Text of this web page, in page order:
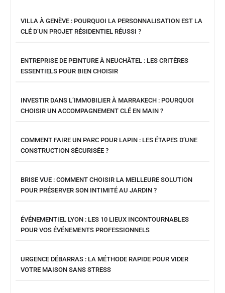
VILLA À GENÈVE : POURQUOI LA PERSONNALISATION EST LA
CLÉ D’UN PROJET RÉSIDENTIEL RÉUSSI ?
ENTREPRISE DE PEINTURE À NEUCHÂTEL : LES CRITÈRES
ESSENTIELS POUR BIEN CHOISIR
INVESTIR DANS L’IMMOBILIER À MARRAKECH : POURQUOI
CHOISIR UN ACCOMPAGNEMENT CLÉ EN MAIN ?
COMMENT FAIRE UN PARC POUR LAPIN : LES ÉTAPES D’UNE
CONSTRUCTION SÉCURISÉE ?
BRISE VUE : COMMENT CHOISIR LA MEILLEURE SOLUTION
POUR PRÉSERVER SON INTIMITÉ AU JARDIN ?
ÉVÉNEMENTIEL LYON : LES 10 LIEUX INCONTOURNABLES
POUR VOS ÉVÉNEMENTS PROFESSIONNELS
URGENCE DÉBARRAS : LA MÉTHODE RAPIDE POUR VIDER
VOTRE MAISON SANS STRESS